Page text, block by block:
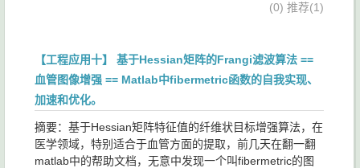
(0) 推荐(1)
【工程应用十】 基于Hessian矩阵的Frangi滤波算法 ==
血管图像增强 == Matlab中fibermetric函数的自我实现、
加速和优化。
摘要：基于Hessian矩阵特征值的纤维状目标增强算法，在
医学领域，特别适合于血管方面的提取，前几天在翻一翻
matlab中的帮助文档，无意中发现一个叫fibermetric的图